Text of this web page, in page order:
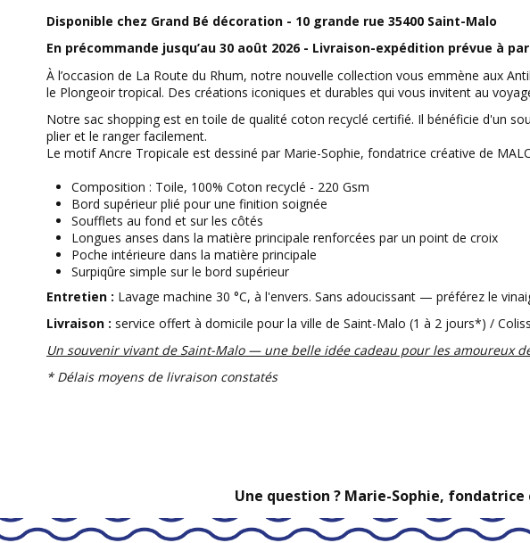
Disponible chez Grand Bé décoration - 10 grande rue 35400 Saint-Malo
En précommande jusqu’au 30 août 2026 - Livraison-expédition prévue à
À l’occasion de La Route du Rhum, notre nouvelle collection vous emmène aux
le Plongeoir tropical. Des créations iconiques et durables qui vous invitent au
Notre sac shopping est en toile de qualité coton recyclé certifié. Il bénéficie d'un
plier et le ranger facilement.
Le motif Ancre Tropicale est dessiné par Marie-Sophie, fondatrice créative de
Composition : Toile, 100% Coton recyclé - 220 Gsm
Bord supérieur plié pour une finition soignée
Soufflets au fond et sur les côtés
Longues anses dans la matière principale renforcées par un point de croix
Poche intérieure dans la matière principale
Surpiqûre simple sur le bord supérieur
Entretien : Lavage machine 30 °C, à l'envers. Sans adoucissant — préférez le
Livraison : service offert à domicile pour la ville de Saint-Malo (1 à 2 jours*) /
Un souvenir vivant de Saint-Malo — une belle idée cadeau pour les amoureux
* Délais moyens de livraison constatés
Une question ? Marie-Sophie, fondatrice